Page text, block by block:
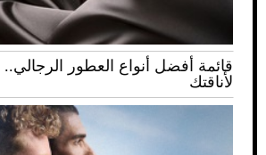
قائمة أفضل أنواع العطور
لأناقتك